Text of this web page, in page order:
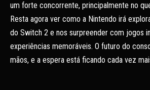
um forte concorrente, principalmente no
Resta agora ver como a Nintendo irá
do Switch 2 e nos surpreender com jogos
experiências memoráveis. O futuro do
mãos, e a espera está ficando cada vez